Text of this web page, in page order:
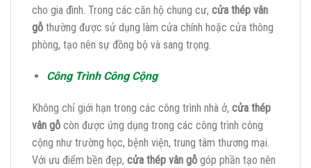
cho gia đình. Trong các căn hộ chung cư, cửa thép vân
gỗ thường được sử dụng làm cửa chính hoặc cửa thông
phòng, tạo nên sự đồng bộ và sang trọng.
Công Trình Công Cộng
Không chỉ giới hạn trong các công trình nhà ở, cửa thép
vân gỗ còn được ứng dụng trong các công trình công
cộng như trường học, bệnh viện, trung tâm thương mại.
Với ưu điểm bền đẹp, cửa thép vân gỗ góp phần tạo nên